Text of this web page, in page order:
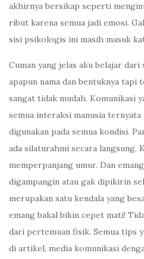
akhirnya bersikap seperti
ribut karena semua jadi emosi.
sisi psikologis ini masih masuk
Cuman yang jelas aku belajar dari
apapun nama dan bentuknya
sangat tidak mudah. Komunikasi
semua interaksi manusia
digunakan pada semua kondisi.
ada silaturahmi secara langsung.
memperpanjang umur. Dan
digampangin atau gak dipikirin
merupakan satu kendala yang
emang bakal bikin cepet mati!
dari pertemuan fisik. Semua tips
di artikel, media komunikasi